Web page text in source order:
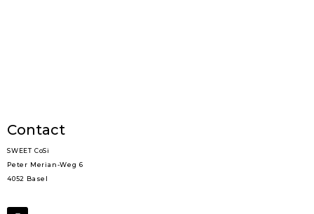
Contact
SWEET CoSi
Peter Merian-Weg 6
4052 Basel